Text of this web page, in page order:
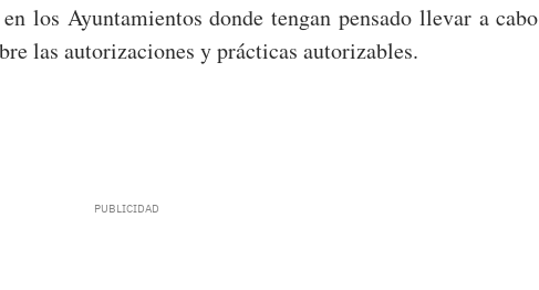
los Ayuntamientos donde tengan pensado llevar a cabo
las autorizaciones y prácticas autorizables.